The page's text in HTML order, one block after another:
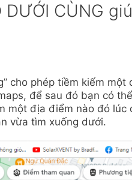
CÙNG
cho phép tiềm kiếm một
để sau đó bạn có thể
một địa điểm nào đó lúc
vừa tìm xuống dưới.